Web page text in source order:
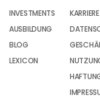
INVESTMENTS
AUSBILDUNG
BLOG
LEXICON
KARRIERE